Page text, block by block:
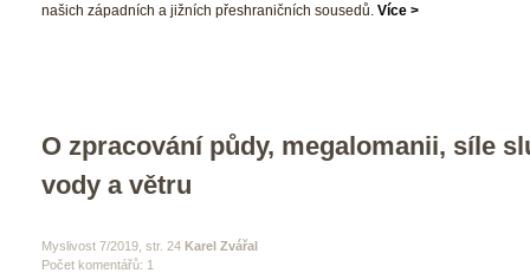
našich západních a jižních přeshraničních sousedů. Více >
O zpracování půdy, megalomanii, síle
vody a větru
Myslivost 7/2019, str. 24 Karel Zvářal
Počet komentářů: 1